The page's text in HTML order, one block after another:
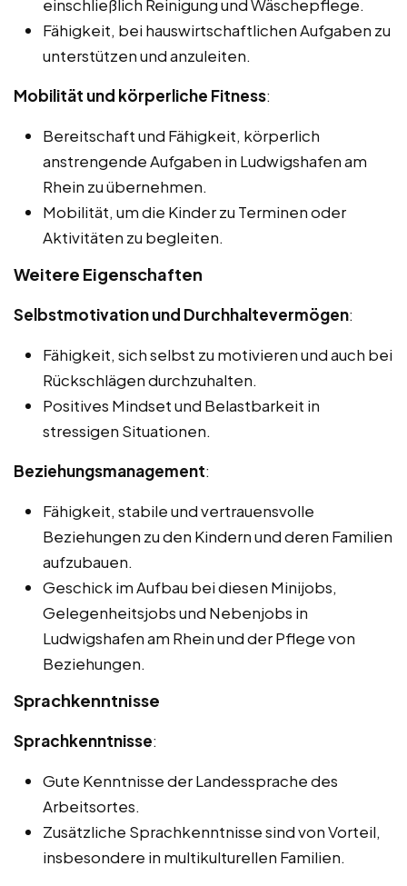
einschließlich Reinigung und Wäschepflege.
Fähigkeit, bei hauswirtschaftlichen Aufgaben zu
unterstützen und anzuleiten.
Mobilität und körperliche Fitness:
Bereitschaft und Fähigkeit, körperlich
anstrengende Aufgaben in Ludwigshafen am
Rhein zu übernehmen.
Mobilität, um die Kinder zu Terminen oder
Aktivitäten zu begleiten.
Weitere Eigenschaften
Selbstmotivation und Durchhaltevermögen:
Fähigkeit, sich selbst zu motivieren und auch bei
Rückschlägen durchzuhalten.
Positives Mindset und Belastbarkeit in
stressigen Situationen.
Beziehungsmanagement:
Fähigkeit, stabile und vertrauensvolle
Beziehungen zu den Kindern und deren Familien
aufzubauen.
Geschick im Aufbau bei diesen Minijobs,
Gelegenheitsjobs und Nebenjobs in
Ludwigshafen am Rhein und der Pflege von
Beziehungen.
Sprachkenntnisse
Sprachkenntnisse:
Gute Kenntnisse der Landessprache des
Arbeitsortes.
Zusätzliche Sprachkenntnisse sind von Vorteil,
insbesondere in multikulturellen Familien.